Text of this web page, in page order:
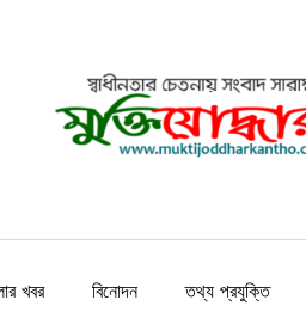
খবর বিনোদন তথ্য প্রযুক্তি